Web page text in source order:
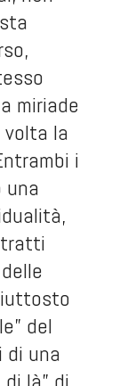
miriade
la
i
una
tratti
del
di una